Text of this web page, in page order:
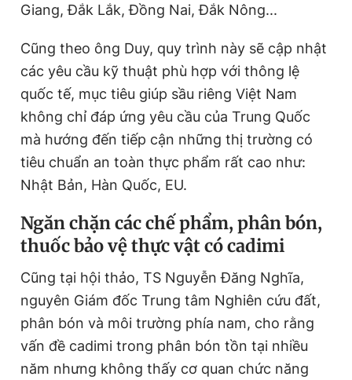
Giang, Đắk Lắk, Đồng Nai, Đắk Nông...
Cũng theo ông Duy, quy trình này sẽ cập nhật
các yêu cầu kỹ thuật phù hợp với thông lệ
quốc tế, mục tiêu giúp sầu riêng Việt Nam
không chỉ đáp ứng yêu cầu của Trung Quốc
mà hướng đến tiếp cận những thị trường có
tiêu chuẩn an toàn thực phẩm rất cao như:
Nhật Bản, Hàn Quốc, EU.
Ngăn chặn các chế phẩm, phân bón,
thuốc bảo vệ thực vật có cadimi
Cũng tại hội thảo, TS Nguyễn Đăng Nghĩa,
nguyên Giám đốc Trung tâm Nghiên cứu đất,
phân bón và môi trường phía nam, cho rằng
vấn đề cadimi trong phân bón tồn tại nhiều
năm nhưng không thấy cơ quan chức năng